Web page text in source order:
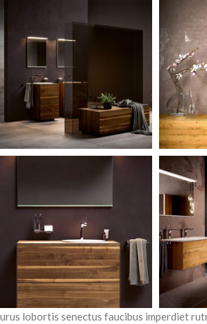
urus lobortis senectus faucibus imperdiet